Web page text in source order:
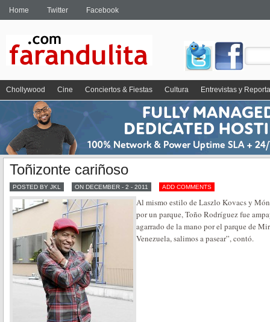
Home Twitter Facebook
Chollywood Cine Conciertos & Fiestas Cultura Entrevistas y
Toñizonte cariñoso
POSTED BY JKL ON DECEMBER - 2 - 2011 ADD COMMENTS
Al mismo estilo de Laszlo Kovacs y
por un parque, Toño Rodríguez fue
agarrado de la mano por el parque de
Venezuela, salimos a pasear”, contó.